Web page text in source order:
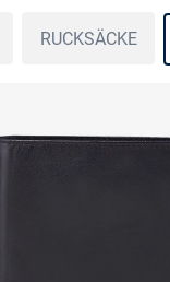
RUCKSÄCKE